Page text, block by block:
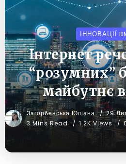
ІННОВАЦІЇ
Інтернет
“розумних”
майбутнє
Загорбенська Юліана
29
3 Mins Read
1.2K Views